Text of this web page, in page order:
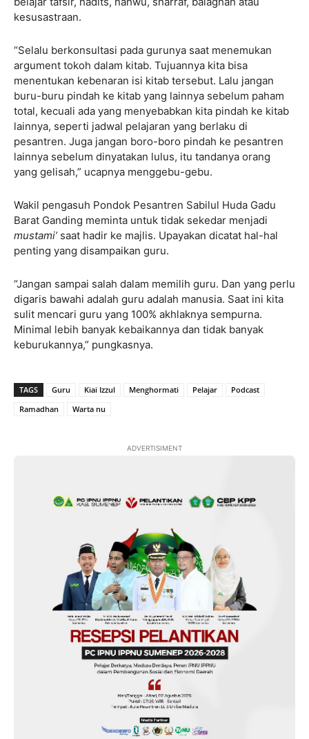
kesusastraan.
“Selalu berkonsultasi pada gurunya saat menemukan
argument tokoh dalam kitab. Tujuannya kita bisa
menentukan kebenaran isi kitab tersebut. Lalu jangan
buru-buru pindah ke kitab yang lainnya sebelum paham
total, kecuali ada yang menyebabkan kita pindah ke kitab
lainnya, seperti jadwal pelajaran yang berlaku di
pesantren. Juga jangan boro-boro pindah ke pesantren
lainnya sebelum dinyatakan lulus, itu tandanya orang
yang gelisah,” ucapnya menggebu-gebu.
Wakil pengasuh Pondok Pesantren Sabilul Huda Gadu
Barat Ganding meminta untuk tidak sekedar menjadi
mustami’saat hadir ke majlis. Upayakan dicatat hal-hal
penting yang disampaikan guru.
“Jangan sampai salah dalam memilih guru. Dan yang perlu
digaris bawahi adalah guru adalah manusia. Saat ini kita
sulit mencari guru yang 100% akhlaknya sempurna.
Minimal lebih banyak kebaikannya dan tidak banyak
keburukannya,” pungkasnya.
TAGS Guru Kiai Izzul Menghormati Pelajar
Podcast
Ramadhan
Warta nu
ADVERTISIMENT